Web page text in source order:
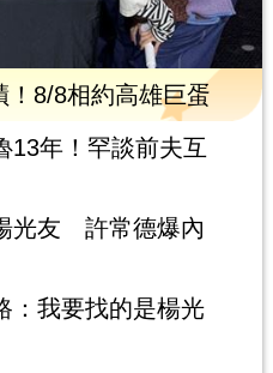
！8/8相約高雄巨蛋
13年！罕談前夫互
光友 許常德爆內
我要找的是楊光